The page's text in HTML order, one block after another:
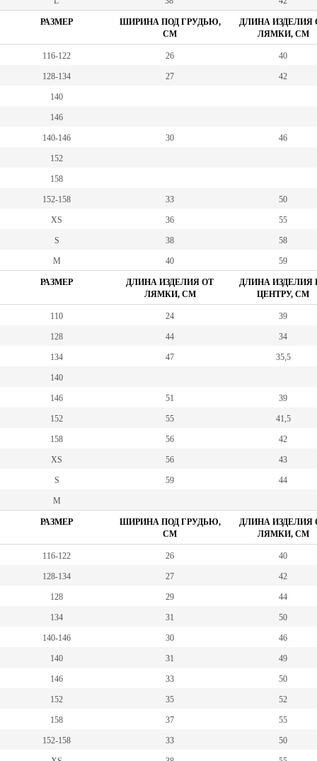
РАЗМЕР
ШИРИНА ПОД ГРУДЬЮ,
СМ
ДЛИНА ИЗДЕЛИЯ
ЛЯМКИ, СМ
116-122 26 40
128-134 27 42
140
146
140-146 30 46
152
158
152-158 33 50
XS 36 55
S 38 58
M 40 59
РАЗМЕР
ДЛИНА ИЗДЕЛИЯ ОТ
ЛЯМКИ, СМ
ДЛИНА ИЗДЕЛИЯ
ЦЕНТРУ, СМ
110 24 39
128 44 34
134 47 35,5
140
146 51 39
152 55 41,5
158 56 42
XS 56 43
S 59 44
M
РАЗМЕР
ШИРИНА ПОД ГРУДЬЮ,
СМ
ДЛИНА ИЗДЕЛИЯ
ЛЯМКИ, СМ
116-122 26 40
128-134 27 42
128 29 44
134 31 50
140-146 30 46
140 31 49
146 33 50
152 35 52
158 37 55
152-158 33 50